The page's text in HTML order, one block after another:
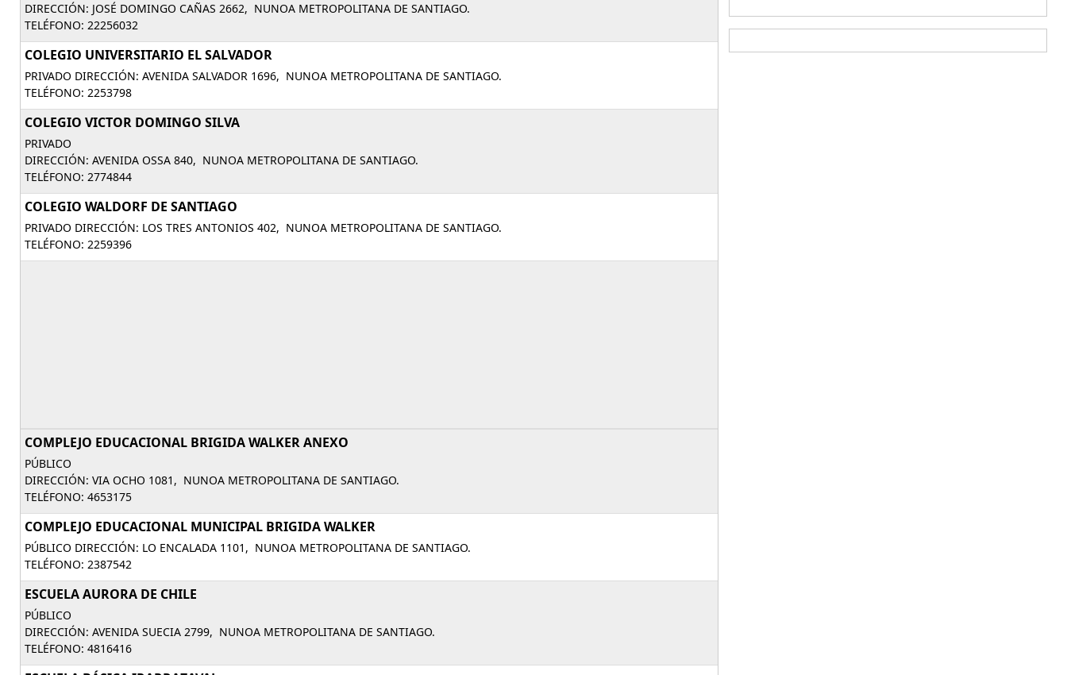
DIRECCIÓN: JOSÉ DOMINGO CAÑAS 2662, NUNOA METROPOLITANA DE SANTIAGO.
TELÉFONO: 22256032
COLEGIO UNIVERSITARIO EL SALVADOR
PRIVADO DIRECCIÓN: AVENIDA SALVADOR 1696, NUNOA METROPOLITANA DE SANTIAGO.
TELÉFONO: 2253798
COLEGIO VICTOR DOMINGO SILVA
PRIVADO
DIRECCIÓN: AVENIDA OSSA 840, NUNOA METROPOLITANA DE SANTIAGO.
TELÉFONO: 2774844
COLEGIO WALDORF DE SANTIAGO
PRIVADO DIRECCIÓN: LOS TRES ANTONIOS 402, NUNOA METROPOLITANA DE SANTIAGO.
TELÉFONO: 2259396
COMPLEJO EDUCACIONAL BRIGIDA WALKER ANEXO
PÚBLICO
DIRECCIÓN: VIA OCHO 1081, NUNOA METROPOLITANA DE SANTIAGO.
TELÉFONO: 4653175
COMPLEJO EDUCACIONAL MUNICIPAL BRIGIDA WALKER
PÚBLICO DIRECCIÓN: LO ENCALADA 1101, NUNOA METROPOLITANA DE SANTIAGO.
TELÉFONO: 2387542
ESCUELA AURORA DE CHILE
PÚBLICO
DIRECCIÓN: AVENIDA SUECIA 2799, NUNOA METROPOLITANA DE SANTIAGO.
TELÉFONO: 4816416